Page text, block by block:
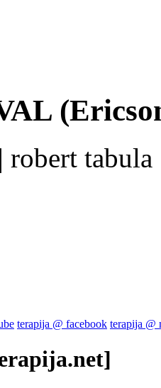
robert tabula
terapija @ facebook terapija @